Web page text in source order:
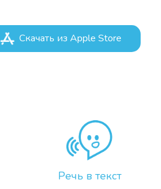
Скачать из Apple Store
Речь в текст